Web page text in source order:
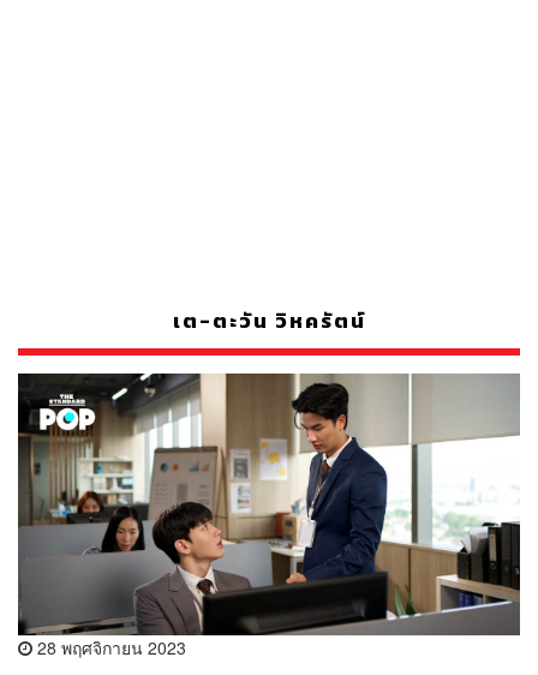
เต-ตะวัน วิหครัตน์
28 พฤศจิกายน 2023